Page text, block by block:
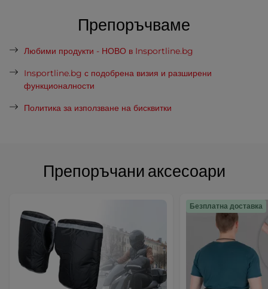
Препоръчани аксесоари
Безплатна доставка
Препоръчваме
Любими продукти - НОВО в Insportline.bg
Insportline.bg с подобрена визия и разширени
функционалности
Политика за използване на бисквитки